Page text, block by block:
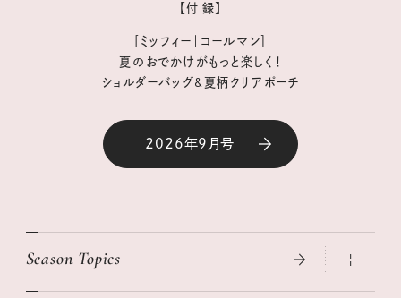
【付 録】
［ミッフィー｜コールマン］
夏のおでかけがもっと楽しく！
ショルダーバッグ&夏柄クリアポーチ
2026年9月号
Season Topics